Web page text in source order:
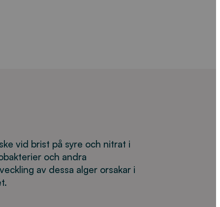
vid brist på syre och nitrat i
och andra
av dessa alger orsakar i